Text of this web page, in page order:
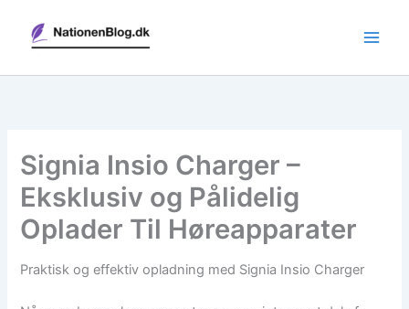
indholdet
Signia Insio Charger –
Eksklusiv og Pålidelig
Oplader Til Høreapparater
Praktisk og effektiv opladning med Signia Insio Charger